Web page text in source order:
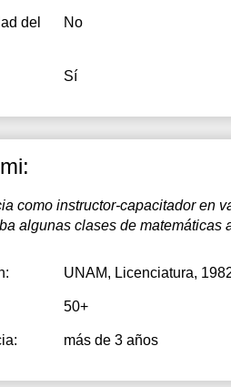
del
No
Sí
como instructor-capacitador en
algunas clases de matemáticas
UNAM, Licenciatura,
50+
más de 3 años